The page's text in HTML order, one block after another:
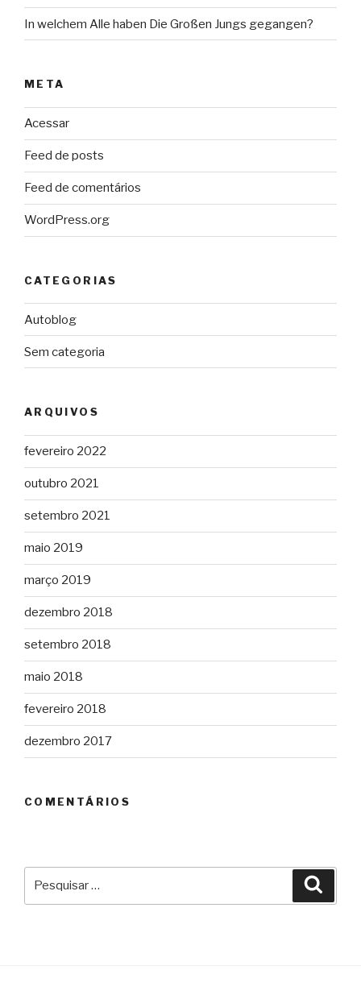
In welchem Alle haben Die Großen Jungs gegangen?
META
Acessar
Feed de posts
Feed de comentários
WordPress.org
CATEGORIAS
Autoblog
Sem categoria
ARQUIVOS
fevereiro 2022
outubro 2021
setembro 2021
maio 2019
março 2019
dezembro 2018
setembro 2018
maio 2018
fevereiro 2018
dezembro 2017
COMENTÁRIOS